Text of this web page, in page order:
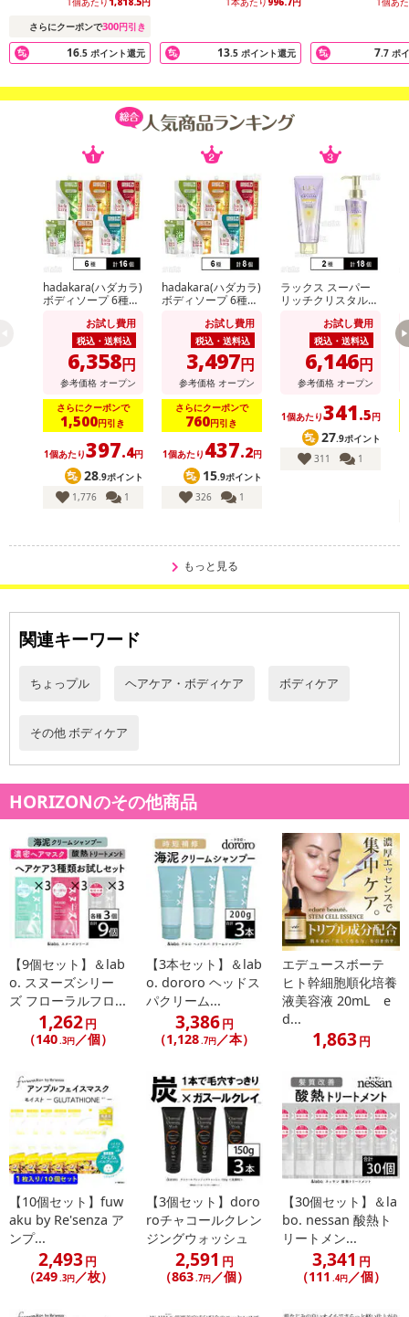
さらにクーポンで300円引き
16.5 ポイント還元 13.5 ポイント還元 7.7 ポ
hadakara(ハダカラ)
ボディソープ 6種セ
お試し費用
税込・送料込
6,358円
参考価格 オープン
さらにクーポンで
1,500円引き
1個あたり397.4円
28.9ポイント
1,776
1
hadakara(ハダカラ)
ボディソープ 6種セ
お試し費用
税込・送料込
3,497円
参考価格 オープン
さらにクーポンで
760円引き
1個あたり 437.2円
15.9ポイント
326
1
ラックス スーパー
リッチクリスタル
ア ヘアパック 180g
/ オイル 90ml
お試し費用
税込・送料込
6,146円
参考価格 オープン
1個あたり341.5円
27.9ポイント
311
1
もっと見る
関連キーワード
ちょっプル ヘアケア・ボディケア ボディケア
その他 ボディケア
HORIZONのその他商品
【9個セット】＆lab
o. スヌーズシリー
ズ フローラルフロ...
1,262円
（140 .3円／個）
【3本セット】＆lab
o. dororo ヘッドス
パクリーム...
3,386円
（1,128 .7円 ／本）
エデュースボーテ
ヒト幹細胞順化培養
液美容液 20mL e
d...
1,863円
【10個セット】fuw
aku by Re'senza ア
ンプ...
2,493円
（249.3円／枚）
【3個セット】doro
roチャコールクレン
ジングウォッシュ
2,591 円
（863.7円／個）
【30個セット】＆la
bo. nessan 酸熱ト
リートメン...
3,341 円
（111 .4円／個）